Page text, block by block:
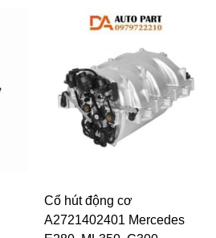
Cổ hút động cơ
A2721402401 Mercedes